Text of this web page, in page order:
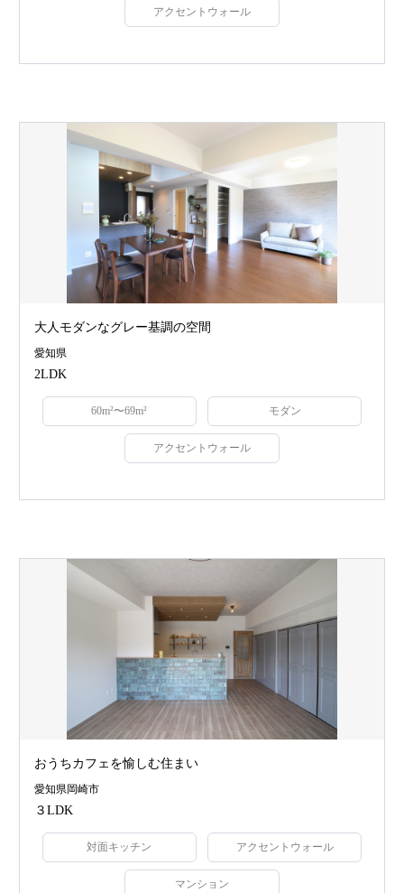
アクセントウォール
大人モダンなグレー基調の空間
愛知県
2LDK
60m²〜69m² モダン
アクセントウォール
おうちカフェを愉しむ住まい
愛知県岡崎市
３LDK
対面キッチン アクセントウォール
マンション